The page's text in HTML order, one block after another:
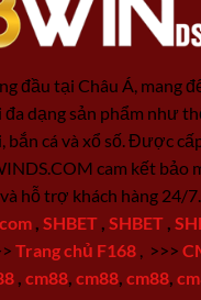
đầu tại Châu Á, mang
dạng sản phẩm như
bắn cá và xổ số. Được
cam kết bảo
hỗ trợ khách hàng 24/7.
SHBET SHBET
Trang chủ F168 >>>
cm88 cm88 cm88